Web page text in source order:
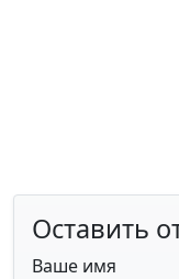
Оставить
Ваше имя